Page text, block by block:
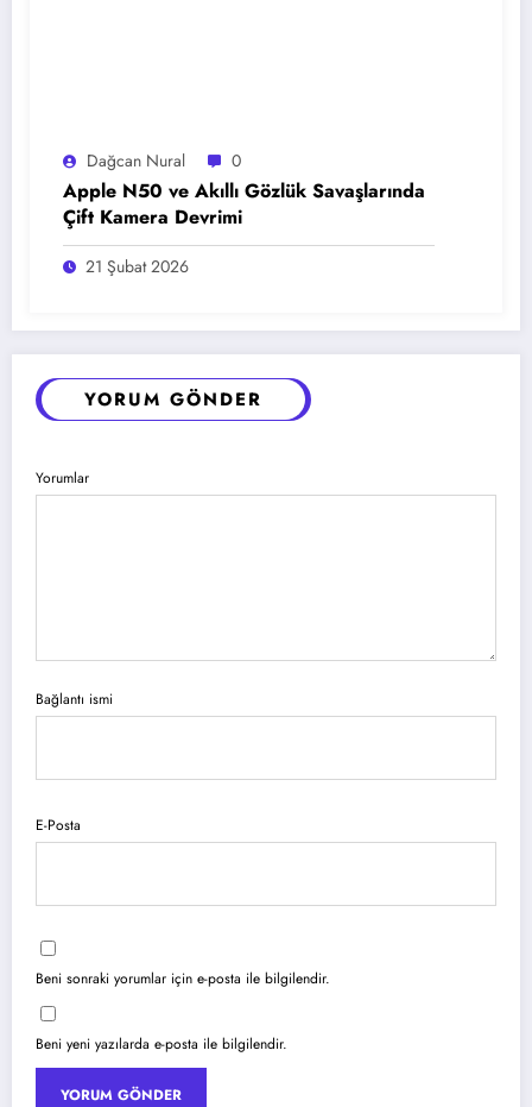
Dağcan Nural 0
Apple N50 ve Akıllı Gözlük Savaşlarında
Çift Kamera Devrimi
21 Şubat 2026
YORUM GÖNDER
Yorumlar
Bağlantı ismi
E-Posta
Beni sonraki yorumlar için e-posta ile bilgilendir.
Beni yeni yazılarda e-posta ile bilgilendir.